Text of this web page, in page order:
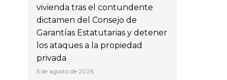
vivienda tras el contundente
dictamen del Consejo de
Garantías Estatutarias y detener
los ataques a la propiedad
privada
5 de agosto de 2026